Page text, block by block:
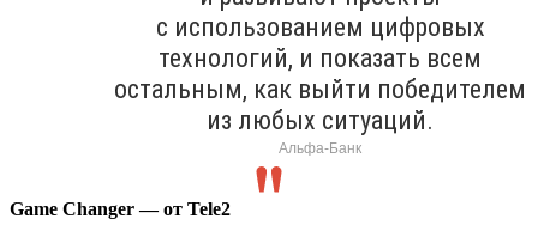
с использованием цифровых
технологий, и показать всем
остальным, как выйти победителем
из любых ситуаций.
Альфа-Банк
Game Changer — от Tele2